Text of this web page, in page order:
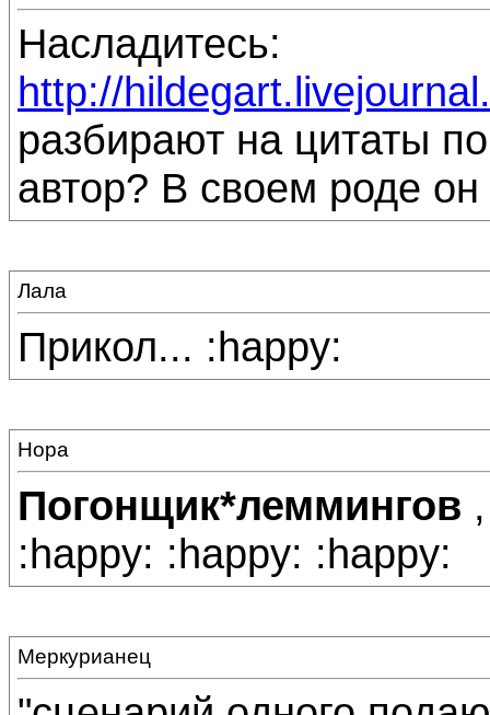
Насладитесь:
http://
разбирают на цитаты
автор? В своем роде
Лала
Прикол... :happy:
Нора
Погонщик*леммингов
:happy: :happy: :happy:
Меркурианец